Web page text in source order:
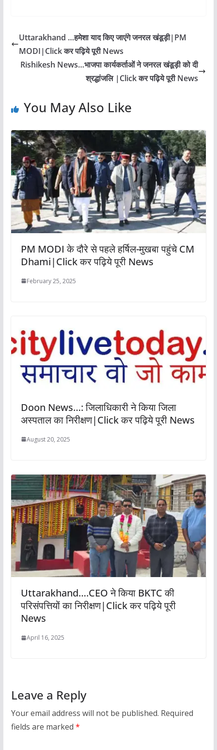
Uttarakhand …हमेशा याद किए जाएंगे जनरल खंडूड़ी|PM
MODI|Click कर पढ़िये पूरी News
Rishikesh News…भाजपा कार्यकर्ताओं ने जनरल खंडूड़ी को दी
श्रद्धांजलि |Click कर पढ़िये पूरी News
You May Also Like
PM MODI के दौरे से पहले हर्षिल-मुखबा पहुंचे CM
Dhami|Click कर पढ़िये पूरी News
February 25, 2025
Doon News…: जिलाधिकारी ने किया जिला
अस्पताल का निरीक्षण|Click कर पढ़िये पूरी News
August 20, 2025
Uttarakhand….CEO ने किया BKTC की
परिसंपत्तियों का निरीक्षण|Click कर पढ़िये पूरी
News
April 16, 2025
Leave a Reply
Your email address will not be published. Required
fields are marked *